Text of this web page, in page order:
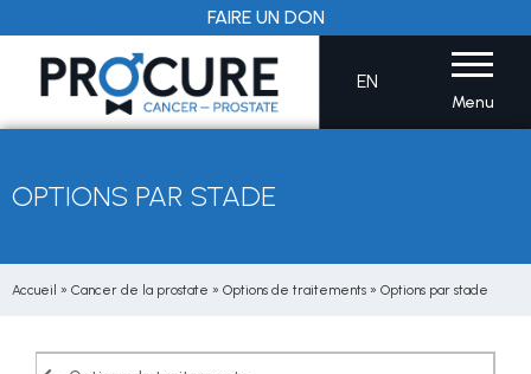
au
contenu
FAIRE UN DON
EN
Menu
OPTIONS PAR STADE
Accueil » Cancer de la prostate » Options de traitements » Options par stade